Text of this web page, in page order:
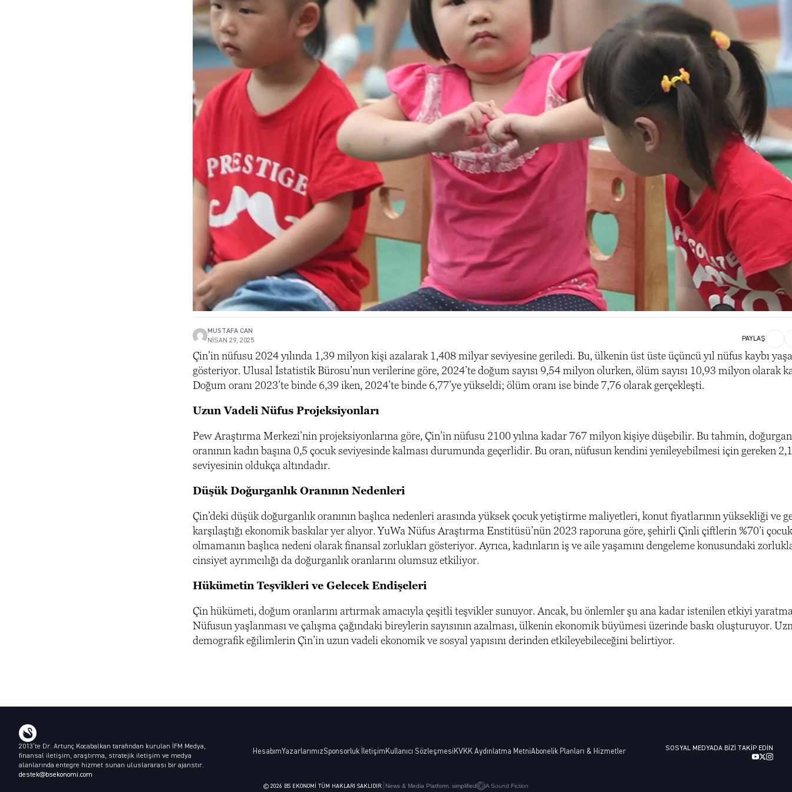
MUSTAFA CAN
NISAN 29, 2025
PAYLAŞ
Çin’in nüfusu 2024 yılında 1,39 milyon kişi azalarak 1,408 milyar seviyesine geriledi. Bu, ülkenin üst üste üçüncü yıl nüfus kaybı
gösteriyor. Ulusal İstatistik Bürosu’nun verilerine göre, 2024’te doğum sayısı 9,54 milyon olurken, ölüm sayısı 10,93 milyon olarak
Doğum oranı 2023’te binde 6,39 iken, 2024’te binde 6,77’ye yükseldi; ölüm oranı ise binde 7,76 olarak gerçekleşti.
Uzun Vadeli Nüfus Projeksiyonları
Pew Araştırma Merkezi’nin projeksiyonlarına göre, Çin’in nüfusu 2100 yılına kadar 767 milyon kişiye düşebilir. Bu tahmin,
oranının kadın başına 0,5 çocuk seviyesinde kalması durumunda geçerlidir. Bu oran, nüfusun kendini yenileyebilmesi için gereken 2,1
seviyesinin oldukça altındadır.
Düşük Doğurganlık Oranının Nedenleri
Çin’deki düşük doğurganlık oranının başlıca nedenleri arasında yüksek çocuk yetiştirme maliyetleri, konut fiyatlarının yüksekliği ve
karşılaştığı ekonomik baskılar yer alıyor. YuWa Nüfus Araştırma Enstitüsü’nün 2023 raporuna göre, şehirli Çinli çiftlerin %70’i
olmamanın başlıca nedeni olarak finansal zorlukları gösteriyor. Ayrıca, kadınların iş ve aile yaşamını dengeleme konusundaki
cinsiyet ayrımcılığı da doğurganlık oranlarını olumsuz etkiliyor.
Hükümetin Teşvikleri ve Gelecek Endişeleri
Çin hükümeti, doğum oranlarını artırmak amacıyla çeşitli teşvikler sunuyor. Ancak, bu önlemler şu ana kadar istenilen etkiyi
Nüfusun yaşlanması ve çalışma çağındaki bireylerin sayısının azalması, ülkenin ekonomik büyümesi üzerinde baskı oluşturuyor.
demografik eğilimlerin Çin’in uzun vadeli ekonomik ve sosyal yapısını derinden etkileyebileceğini belirtiyor.
2013’te Dr. Artunç Kocabalkan tarafından kurulan İFM Medya,
finansal iletişim, araştırma, stratejik iletişim ve medya
alanlarında entegre hizmet sunan uluslararası bir ajanstır.
destek@bsekonomi.com
HesabımYazarlarımızSponsorluk İletişim Kullanıcı Sözleşmesi KVKK Aydınlatma MetniAbonelik Planları & Hizmetler SOSYAL MEDYADA BIZI TAKIP EDIN
© 2026 BS EKONOMI TÜM HAKLARI SAKLIDIR. News & Media Platform, simplified A Sound Fiction